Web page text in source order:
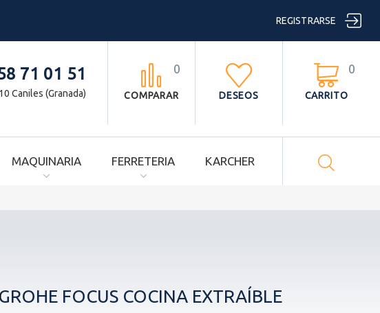
REGISTRARSE 

CARRITO
0

DESEOS

COMPARAR
0
71 01 51
Caniles (Granada)
MAQUINARIA FERRETERIA KARCHER 
FOCUS COCINA EXTRAÍBLE